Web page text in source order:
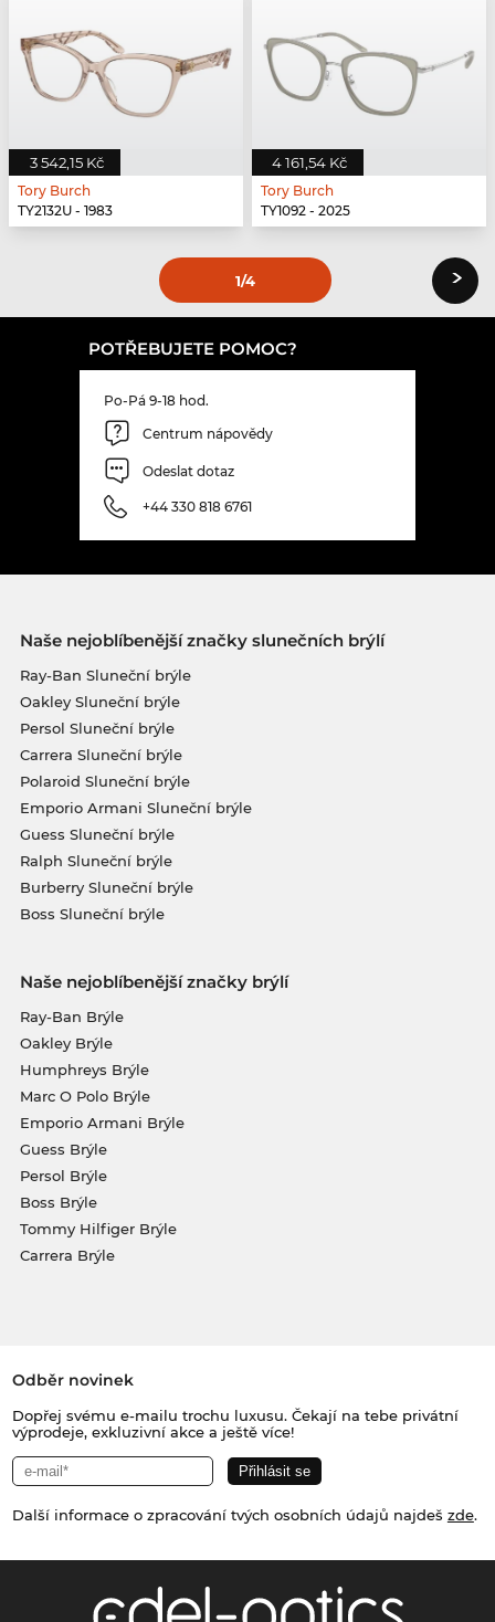
3 542,15 Kč
Tory Burch
TY2132U - 1983
4 161,54 Kč
Tory Burch
TY1092 - 2025
1/4 ›
POTŘEBUJETE POMOC?
Po-Pá 9-18 hod.
Centrum nápovědy
Odeslat dotaz
+44 330 818 6761
Naše nejoblíbenější značky slunečních brýlí
Ray-Ban Sluneční brýle
Oakley Sluneční brýle
Persol Sluneční brýle
Carrera Sluneční brýle
Polaroid Sluneční brýle
Emporio Armani Sluneční brýle
Guess Sluneční brýle
Ralph Sluneční brýle
Burberry Sluneční brýle
Boss Sluneční brýle
Naše nejoblíbenější značky brýlí
Ray-Ban Brýle
Oakley Brýle
Humphreys Brýle
Marc O Polo Brýle
Emporio Armani Brýle
Guess Brýle
Persol Brýle
Boss Brýle
Tommy Hilfiger Brýle
Carrera Brýle
Odběr novinek
Dopřej svému e-mailu trochu luxusu. Čekají na tebe privátní
výprodeje, exkluzivní akce a ještě více!
Další informace o zpracování tvých osobních údajů najdeš zde.